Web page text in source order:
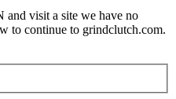
and visit a site we have no
to continue to grindclutch.com.